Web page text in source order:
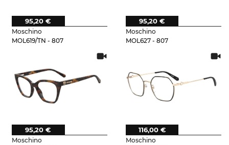
Moschino
MOL619/TN - 807
95,20 €
Moschino
MOL627 - 807
95,20 €
Moschino
95,20 €
Moschino
116,00 €